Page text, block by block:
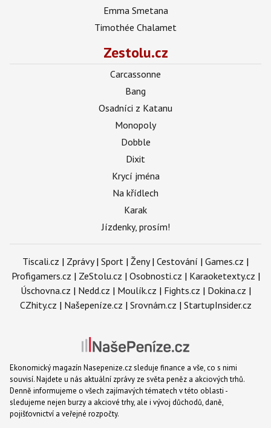
Emma Smetana
Timothée Chalamet
Zestolu.cz
Carcassonne
Bang
Osadníci z Katanu
Monopoly
Dobble
Dixit
Krycí jména
Na křídlech
Karak
Jízdenky, prosím!
Tiscali.cz | Zprávy| Sport | Ženy| Cestování | Games.cz |
Profigamers.cz | ZeStolu.cz | Osobnosti.cz | Karaoketexty.cz |
Úschovna.cz | Nedd.cz | Moulík.cz | Fights.cz | Dokina.cz |
CZhity.cz | Našepeníze.cz | Srovnám.cz | StartupInsider.cz
Ekonomický magazín Nasepenize.cz sleduje finance a vše, co s nimi
souvisí. Najdete u nás aktuální zprávy ze světa peněz a akciových trhů.
Denně informujeme o všech zajímavých tématech v této oblasti -
sledujeme nejen burzy a akciové trhy, ale i vývoj důchodů, daně,
pojišťovnictví a veřejné rozpočty.